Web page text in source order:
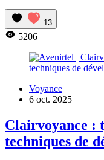
13
5206
Voyance
6 oct. 2025
Clairvoyance :
techniques de